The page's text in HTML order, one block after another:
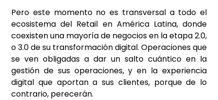
Pero este momento no es transversal a todo el
ecosistema del Retail en América Latina, donde
coexisten una mayoría de negocios en la etapa 2.0,
o 3.0 de su transformación digital. Operaciones que
se ven obligadas a dar un salto cuántico en la
gestión de sus operaciones, y en la experiencia
digital que aportan a sus clientes, porque de lo
contrario, perecerán.